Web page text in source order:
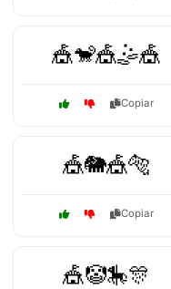
🎪🐒🎪🤹🎪
Copiar
🎪🐘🎪🐅
Copiar
🎪🤡🎠🎊